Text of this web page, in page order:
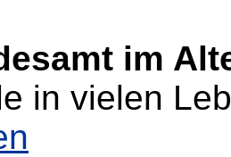
im
in vielen